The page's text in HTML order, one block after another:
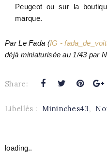
Peugeot ou sur la
marque.
Par Le Fada (IG -
déjà miniaturisée au 1/43 par
Share:
Libellés : Mininches43,
loading..